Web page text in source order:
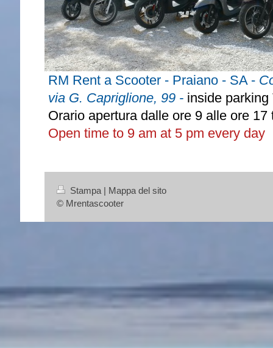
RM Rent a Scooter - Praiano - SA -
via G. Capriglione, 99 - inside parking
Orario apertura dalle ore 9 alle ore 17
Open time to 9 am at 5 pm every day
Stampa | Mappa del sito
© Mrentascooter